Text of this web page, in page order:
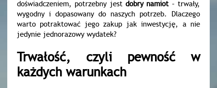
doświadczeniem, potrzebny jest dobry namiot– trwały,
wygodny i dopasowany do naszych potrzeb. Dlaczego
warto potraktować jego zakup jak inwestycję, a nie
jedynie jednorazowy wydatek?
Trwałość, czyli pewność w
każdych warunkach